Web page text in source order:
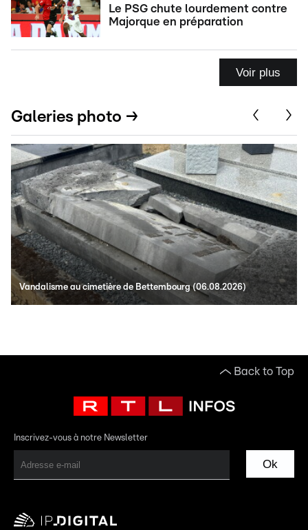
Le PSG chute lourdement contre
Majorque en préparation
Voir plus
Galeries photo →
Vandalisme au cimetière de Bettembourg (06.08.2026)
Back to Top
Inscrivez-vous à notre Newsletter
Ok